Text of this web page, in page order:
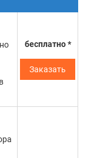
является его
сотрудничества и
уже в
могут быть
к основному,
обращаются при
бесплатно *
Заказать